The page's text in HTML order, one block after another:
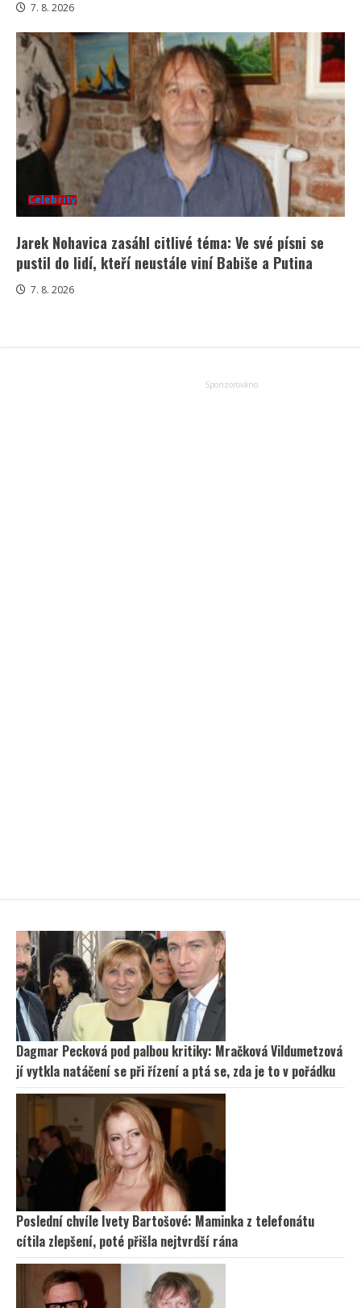
7. 8. 2026
Celebrity
Jarek Nohavica zasáhl citlivé téma: Ve své písni se
pustil do lidí, kteří neustále viní Babiše a Putina
7. 8. 2026
Dagmar Pecková pod palbou kritiky: Mračková Vildumetzová
jí vytkla natáčení se při řízení a ptá se, zda je to v pořádku
Poslední chvíle Ivety Bartošové: Maminka z telefonátu
cítila zlepšení, poté přišla nejtvrdší rána